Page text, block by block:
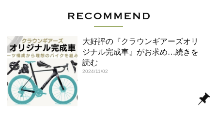
大好評の『クラウンギアーズオリ
ジナル完成車』がお求め…続きを
読む
2024/11/02